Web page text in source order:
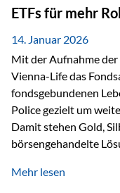
Die Philosophiefrage:
bedeutet: Das
breit ab, ohne die…
ETFs für mehr
14. Januar 2026
Mit der Aufnahme
Vienna-Life das
fondsgebundenen
Police gezielt um
Damit stehen Gold,
börsengehandelte
dabei nicht auf
Mehr lesen